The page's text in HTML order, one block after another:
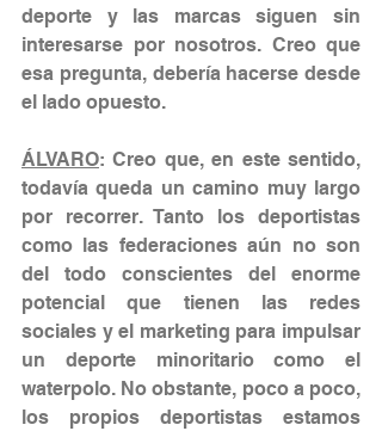
deporte y las marcas siguen sin
interesarse por nosotros. Creo que
esa pregunta, debería hacerse desde
el lado opuesto.
ÁLVARO: Creo que, en este sentido,
todavía queda un camino muy largo
por recorrer. Tanto los deportistas
como las federaciones aún no son
del todo conscientes del enorme
potencial que tienen las redes
sociales y el marketing para impulsar
un deporte minoritario como el
waterpolo. No obstante, poco a poco,
los propios deportistas estamos